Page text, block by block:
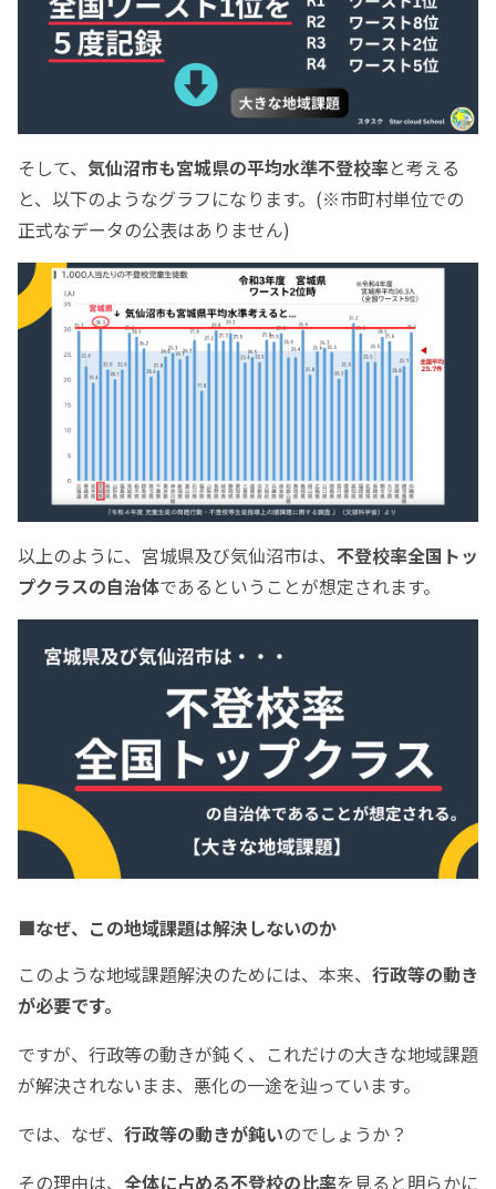
そして、 気仙沼市も宮城県の平均水準不登校率と考える
と、以下のようなグラフになります。(※市町村単位での
正式なデータの公表はありません)
以上のように、宮城県及び気仙沼市は、 不登校率全国トッ
プクラスの自治体であるということが想定されます。
■なぜ、この地域課題は解決しないのか
このような地域課題解決のためには、本来、 行政等の動き
が必要です。
ですが、行政等の動きが鈍く、これだけの大きな地域課題
が解決されないまま、悪化の一途を辿っています。
では、なぜ、 行政等の動きが鈍いのでしょうか？
その理由は、 全体に占める不登校の比率を見ると明らかに